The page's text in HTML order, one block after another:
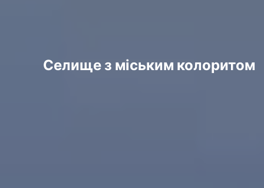
Селище з міським колоритом